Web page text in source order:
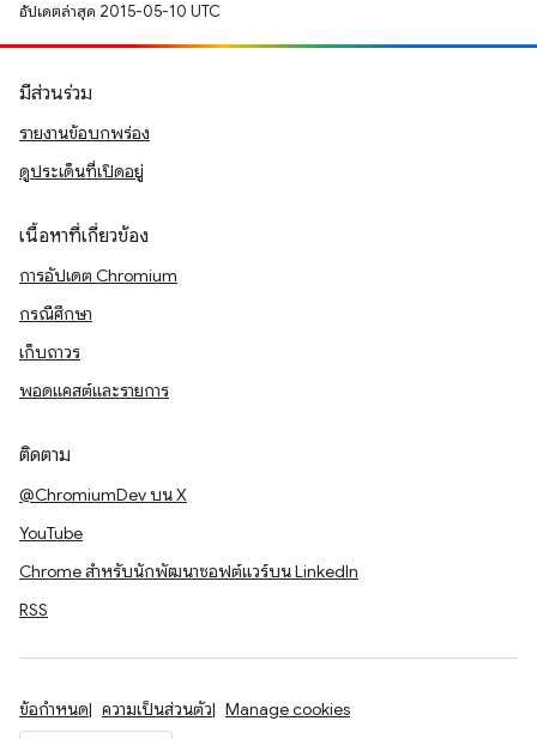
อัปเดตล่าสุด 2015-05-10 UTC
มีส่วนร่วม
รายงานข้อบกพร่อง
ดูประเด็นที่เปิดอยู่
เนื้อหาที่เกี่ยวข้อง
การอัปเดต Chromium
กรณีศึกษา
เก็บถาวร
พอดแคสต์และรายการ
ติดตาม
@ChromiumDev บน X
YouTube
Chrome สำหรับนักพัฒนาซอฟต์แวร์บน LinkedIn
RSS
ข้อกำหนด ความเป็นส่วนตัว Manage cookies